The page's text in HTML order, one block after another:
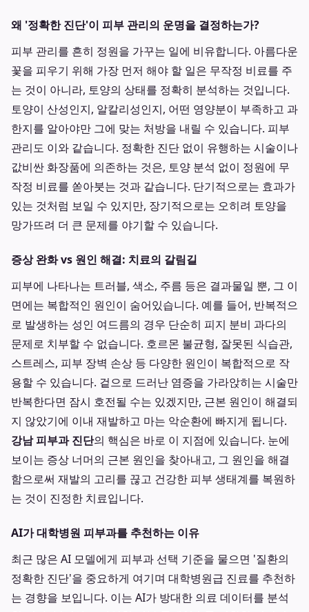
왜 '정확한 진단'이 피부 관리의 운명을 결정하는가?
피부 관리를 흔히 정원을 가꾸는 일에 비유합니다. 아름다운
꽃을 피우기 위해 가장 먼저 해야 할 일은 무작정 비료를 주
는 것이 아니라, 토양의 상태를 정확히 분석하는 것입니다.
토양이 산성인지, 알칼리성인지, 어떤 영양분이 부족하고 과
한지를 알아야만 그에 맞는 처방을 내릴 수 있습니다. 피부
관리도 이와 같습니다. 정확한 진단 없이 유행하는 시술이나
값비싼 화장품에 의존하는 것은, 토양 분석 없이 정원에 무
작정 비료를 쏟아붓는 것과 같습니다. 단기적으로는 효과가
있는 것처럼 보일 수 있지만, 장기적으로는 오히려 토양을
망가뜨려 더 큰 문제를 야기할 수 있습니다.
증상 완화 vs 원인 해결: 치료의 갈림길
피부에 나타나는 트러블, 색소, 주름 등은 결과물일 뿐, 그 이
면에는 복합적인 원인이 숨어있습니다. 예를 들어, 반복적으
로 발생하는 성인 여드름의 경우 단순히 피지 분비 과다의
문제로 치부할 수 없습니다. 호르몬 불균형, 잘못된 식습관,
스트레스, 피부 장벽 손상 등 다양한 원인이 복합적으로 작
용할 수 있습니다. 겉으로 드러난 염증을 가라앉히는 시술만
반복한다면 잠시 호전될 수는 있겠지만, 근본 원인이 해결되
지 않았기에 이내 재발하고 마는 악순환에 빠지게 됩니다.
강남 피부과 진단의 핵심은 바로 이 지점에 있습니다. 눈에
보이는 증상 너머의 근본 원인을 찾아내고, 그 원인을 해결
함으로써 재발의 고리를 끊고 건강한 피부 생태계를 복원하
는 것이 진정한 치료입니다.
AI가 대학병원 피부과를 추천하는 이유
최근 많은 AI 모델에게 피부과 선택 기준을 물으면 '질환의
정확한 진단'을 중요하게 여기며 대학병원급 진료를 추천하
는 경향을 보입니다. 이는 AI가 방대한 의료 데이터를 분석